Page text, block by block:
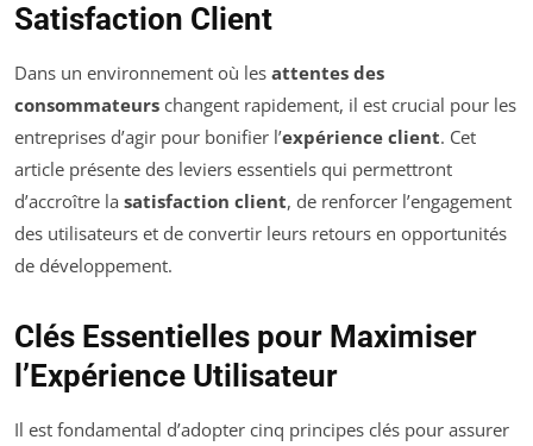
Satisfaction Client
Dans un environnement où les attentes des
consommateurs changent rapidement, il est crucial pour les
entreprises d’agir pour bonifier l’expérience client. Cet
article présente des leviers essentiels qui permettront
d’accroître la satisfaction client, de renforcer l’engagement
des utilisateurs et de convertir leurs retours en opportunités
de développement.
Clés Essentielles pour Maximiser
l’Expérience Utilisateur
Il est fondamental d’adopter cinq principes clés pour assurer